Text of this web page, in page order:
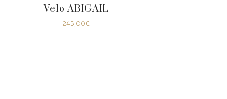
Velo ABIGAIL
245,00€